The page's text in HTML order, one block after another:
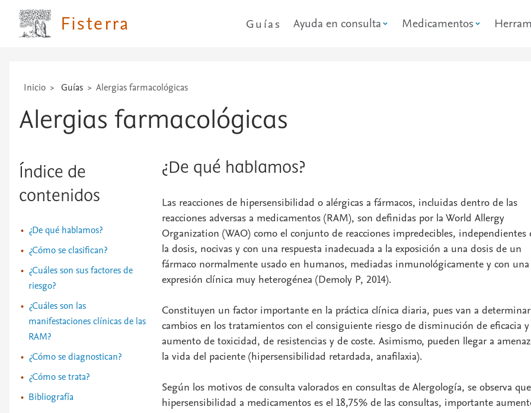
Fisterra Guías Ayuda en consulta Medicamentos
Inicio Guías Alergias farmacológicas
Alergias farmacológicas
Índice de
contenidos
¿De qué hablamos?
¿Cómo se clasifican?
¿Cuáles son sus factores de
riesgo?
¿Cuáles son las
manifestaciones clínicas de las
RAM?
¿Cómo se diagnostican?
¿Cómo se trata?
Bibliografía
¿De qué hablamos?
Las reacciones de hipersensibilidad o alérgicas a fármacos, incluidas dentro de las
reacciones adversas a medicamentos (RAM), son definidas por la World Allergy
Organization (WAO) como el conjunto de reacciones impredecibles, independientes
la dosis, nocivas y con una respuesta inadecuada a la exposición a una dosis de un
fármaco normalmente usado en humanos, mediadas inmunológicamente y con una
expresión clínica muy heterogénea (Demoly P, 2014).
Constituyen un factor importante en la práctica clínica diaria, pues van a determinar
cambios en los tratamientos con el consiguiente riesgo de disminución de eficacia y
aumento de toxicidad, de resistencias y de coste. Asimismo, pueden llegar a
la vida del paciente (hipersensibilidad retardada, anafilaxia).
Según los motivos de consulta valorados en consultas de Alergología, se observa
hipersensibilidad a medicamentos es el 18,75% de las consultas, importante